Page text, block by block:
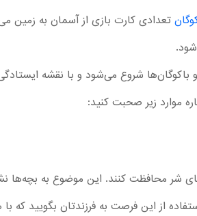
تعدادی کارت بازی از آسمان به زمین
۲۰۲۳ با متحدشدن نوجوانان و باکوگان‌ها شروع می‌شود و
موارد زیر صحبت کنید:
شر محافظت کنند. این موضوع به
از این فرصت به فرزندتان بگویید که